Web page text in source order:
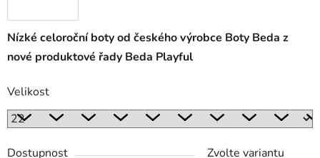
Nízké celoroční boty od českého výrobce Boty Beda z
nové produktové řady Beda Playful
Velikost
Dostupnost
Zvolte variantu